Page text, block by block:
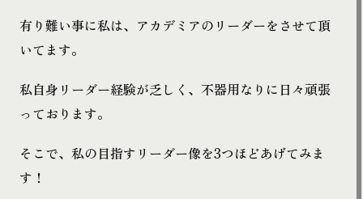
有り難い事に私は、アカデミアのリーダーをさせて頂
いてます。
私自身リーダー経験が乏しく、不器用なりに日々頑張
っております。
そこで、私の目指すリーダー像を3つほどあげてみま
す！